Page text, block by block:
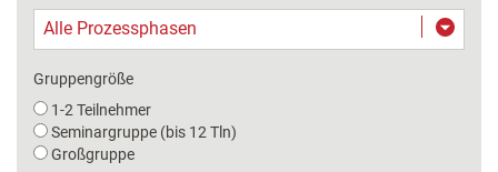
Alle Prozessphasen
Gruppengröße
1-2 Teilnehmer
Seminargruppe (bis 12 Tln)
Großgruppe